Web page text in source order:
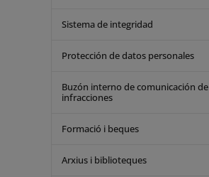
Sistema de integridad
Protección de datos personales
Buzón interno de comunicación de
infracciones
Formació i beques
Arxius i biblioteques